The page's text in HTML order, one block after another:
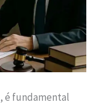
, é fundamental